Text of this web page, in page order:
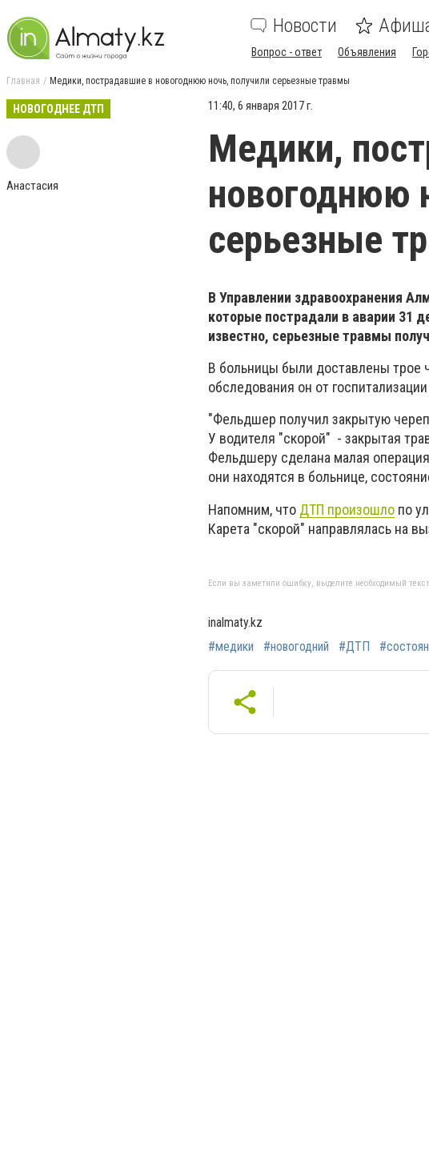
Новости
Вопрос - ответ Объявления
Главная Медики, пострадавшие в новогоднюю ночь, получили серьезные травмы
НОВОГОДНЕЕ ДТП
Анастасия
11:40, 6 января 2017 г.
Медики,
новогоднюю
серьезные
В Управлении здравоохранения
которые пострадали в аварии 31
известно, серьезные травмы
В больницы были доставлены трое
обследования он от
"Фельдшер получил закрытую
У водителя "скорой" - закрытая
Фельдшеру сделана малая
они находятся в больнице,
Напомним, что ДТП произошло по
Карета "скорой" направлялась на
Если вы заметили ошибку, выделите необходимый
inalmaty.kz
#медики
#новогодний #ДТП